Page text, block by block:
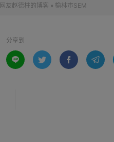
网友赵德柱的博客 » 榆林市SEM
分享到
   